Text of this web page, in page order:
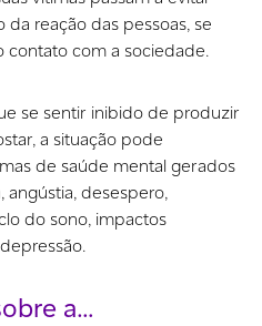
reação das pessoas, se
contato com a sociedade.
se sentir inibido de produzir
a situação pode
de saúde mental gerados
angústia, desespero,
do sono, impactos
a…